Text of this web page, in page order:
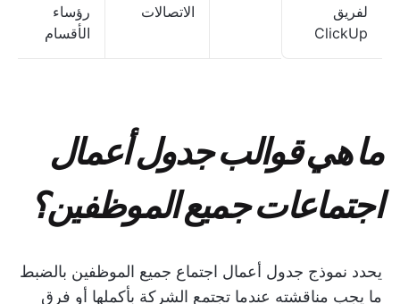
لفريق
ClickUp
الاتصالات
رؤساء
الأقسام
ما هي قوالب جدول أعمال
اجتماعات جميع الموظفين؟
يحدد نموذج جدول أعمال اجتماع جميع الموظفين بالضبط
ما يجب مناقشته عندما تجتمع الشركة بأكملها أو فرق